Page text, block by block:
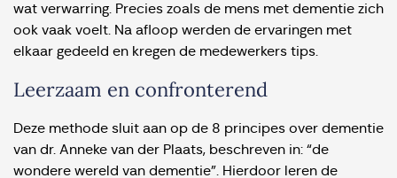
wat verwarring. Precies zoals de mens met dementie zich
ook vaak voelt. Na afloop werden de ervaringen met
elkaar gedeeld en kregen de medewerkers tips.
Leerzaam en confronterend
Deze methode sluit aan op de 8 principes over dementie
van dr. Anneke van der Plaats, beschreven in: “de
wondere wereld van dementie”. Hierdoor leren de